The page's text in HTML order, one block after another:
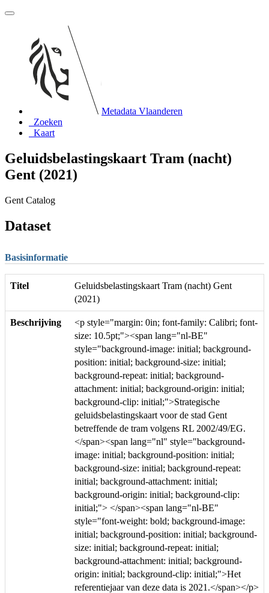
Metadata Vlaanderen
Zoeken
Kaart
Geluidsbelastingskaart Tram (nacht)
Gent (2021)
Gent Catalog
Dataset
Basisinformatie
Titel
Geluidsbelastingskaart Tram (nacht) Gent
(2021)
Beschrijving
<p style="margin: 0in; font-family: Calibri; font-
size: 10.5pt;"><span lang="nl-BE"
style="background-image: initial; background-
position: initial; background-size: initial;
background-repeat: initial; background-
attachment: initial; background-origin: initial;
background-clip: initial;">Strategische
geluidsbelastingskaart voor de stad Gent
betreffende de tram volgens RL 2002/49/EG.
</span><span lang="nl" style="background-
image: initial; background-position: initial;
background-size: initial; background-repeat:
initial; background-attachment: initial;
background-origin: initial; background-clip:
initial;"> </span><span lang="nl-BE"
style="font-weight: bold; background-image:
initial; background-position: initial; background-
size: initial; background-repeat: initial;
background-attachment: initial; background-
origin: initial; background-clip: initial;">Het
referentiejaar van deze data is 2021.</span></p>